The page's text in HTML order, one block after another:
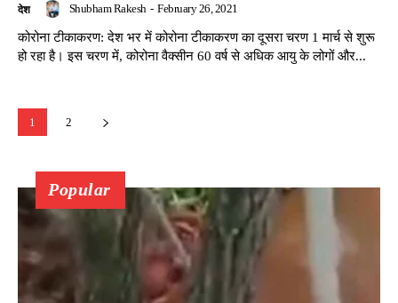
देश Shubham Rakesh - February 26, 2021
कोरोना टीकाकरण: देश भर में कोरोना टीकाकरण का दूसरा चरण 1 मार्च से शुरू
हो रहा है। इस चरण में, कोरोना वैक्सीन 60 वर्ष से अधिक आयु के लोगों और...
1 2
Popular